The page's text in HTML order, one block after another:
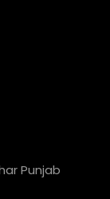
Punjab